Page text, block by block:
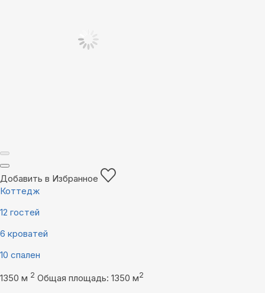
Добавить в Избранное
Коттедж
12 гостей
6 кроватей
10 спален
1350 м 2 Общая площадь: 1350 м2